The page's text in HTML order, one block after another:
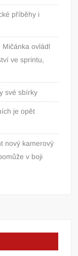
příběhy i
ovládl
ve sprintu,
své sbírky
je opět
nový kamerový
v boji